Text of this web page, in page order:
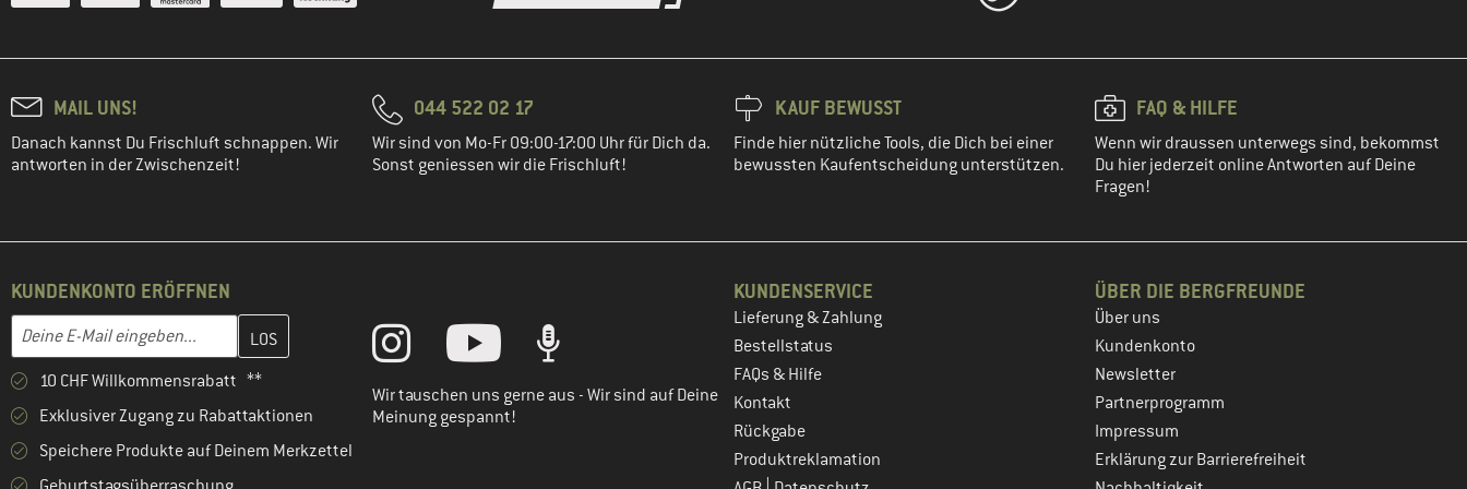
MAIL UNS!
Danach kannst Du Frischluft schnappen. Wir
antworten in der Zwischenzeit!
044 522 02 17
Wir sind von Mo-Fr 09:00-17:00 Uhr für Dich da.
Sonst geniessen wir die Frischluft!
KAUF BEWUSST
Finde hier nützliche Tools, die Dich bei einer
bewussten Kaufentscheidung unterstützen.
FAQ & HILFE
Wenn wir draussen unterwegs sind, bekommst
Du hier jederzeit online Antworten auf Deine
Fragen!
KUNDENKONTO ERÖFFNEN
E-Mail-Adresse
Gib hier deine E-Mail-Adresse ein und erstelle im nächsten Schritt dein Kundenkonto
10 CHF Willkommensrabatt **
Exklusiver Zugang zu Rabattaktionen
Speichere Produkte auf Deinem Merkzettel
Wir tauschen uns gerne aus - Wir sind auf Deine
Meinung gespannt!
KUNDENSERVICE
Lieferung & Zahlung
Bestellstatus
FAQs & Hilfe
Kontakt
Rückgabe
Produktreklamation
ÜBER DIE BERGFREUNDE
Über uns
Kundenkonto
Newsletter
Partnerprogramm
Impressum
Erklärung zur Barrierefreiheit